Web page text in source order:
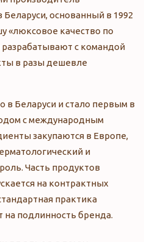
основанный в 1992
«люксовое качество по
с командой
в разы дешевле
в Беларуси и стало первым в
с международным
закупаются в Европе,
и
Часть продуктов
на контрактных
практика
подлинность бренда.